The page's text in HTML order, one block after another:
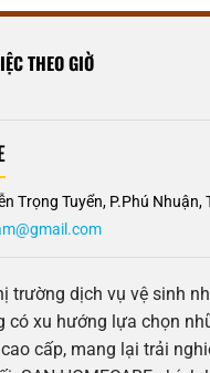
THEO GIỜ
Trọng Tuyển, P.Phú Nhuận,
trường dịch vụ vệ sinh
có xu hướng lựa chọn
cấp, mang lại trải